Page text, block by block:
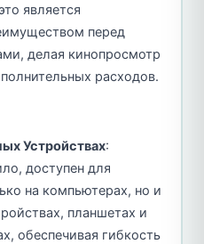
является
перед
делая кинопросмотр
расходов.
Устройствах:
доступен для
на компьютерах, но и
планшетах и
обеспечивая гибкость